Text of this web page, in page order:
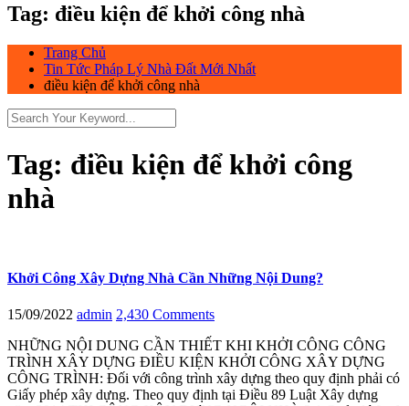
Tag: điều kiện để khởi công nhà
Trang Chủ
Tin Tức Pháp Lý Nhà Đất Mới Nhất
điều kiện để khởi công nhà
Tag: điều kiện để khởi công
nhà
Khởi Công Xây Dựng Nhà Cần Những Nội Dung?
15/09/2022 admin 2,430 Comments
NHỮNG NỘI DUNG CẦN THIẾT KHI KHỞI CÔNG CÔNG
TRÌNH XÂY DỰNG ĐIỀU KIỆN KHỞI CÔNG XÂY DỰNG
CÔNG TRÌNH: Đối với công trình xây dựng theo quy định phải có
Giấy phép xây dựng. Theo quy định tại Điều 89 Luật Xây dựng